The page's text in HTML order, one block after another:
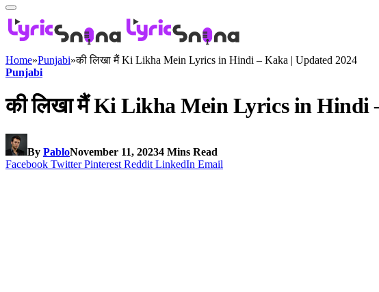
Home»Punjabi»की लिखा मैं Ki Likha Mein Lyrics in Hindi – Kaka | Updated 2024
Punjabi
की लिखा मैं Ki Likha Mein Lyrics in Hindi
By PabloNovember 11, 20234 Mins Read
Facebook Twitter Pinterest Reddit LinkedIn Email